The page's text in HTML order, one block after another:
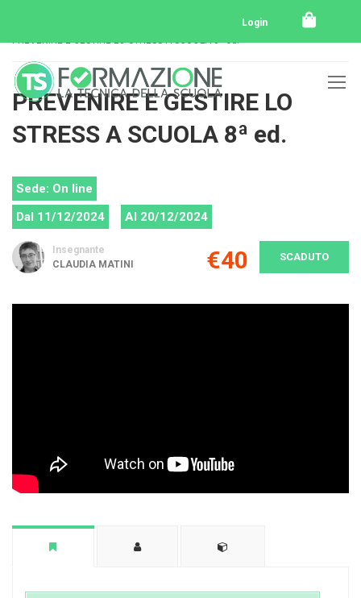
Login
PREVENIRE E GESTIRE LO STRESS A SCUOLA 8ª ed.
PREVENIRE E GESTIRE LO
STRESS A SCUOLA 8ª ed.
Sede: On line
Dal 11/12/2024
Al 20/12/2024
Insegnante
CLAUDIA MATINI
€40 SCADUTO